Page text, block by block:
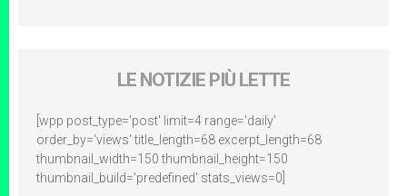
LE NOTIZIE PIÙ LETTE
[wpp post_type='post' limit=4 range='daily'
order_by='views' title_length=68 excerpt_length=68
thumbnail_width=150 thumbnail_height=150
thumbnail_build='predefined' stats_views=0]